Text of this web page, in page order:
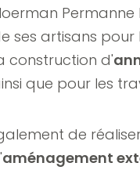
Permanne
ses artisans
construction d'
que pour les
de
aménagement